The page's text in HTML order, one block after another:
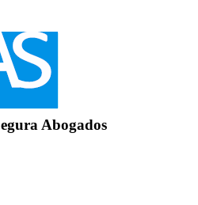
Abogados